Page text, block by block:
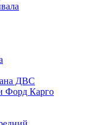
ДВС
Форд Карго